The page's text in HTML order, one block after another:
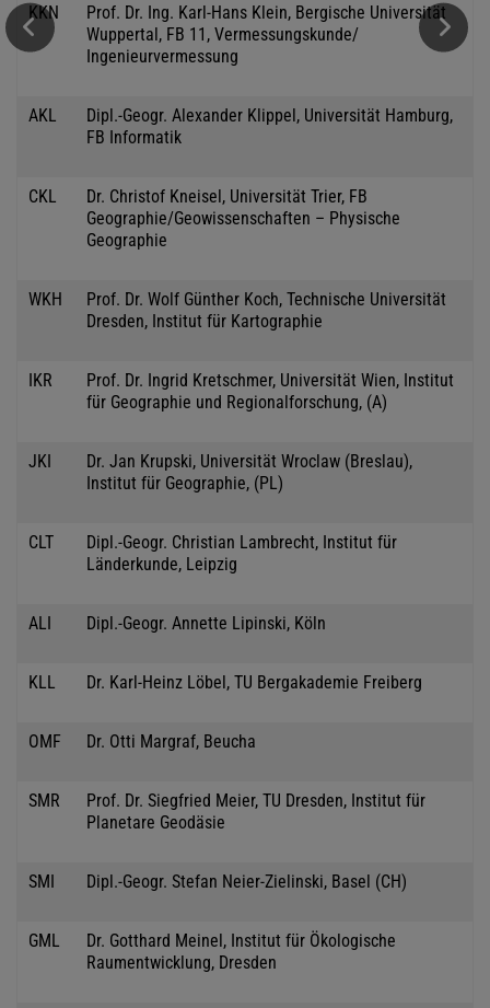
KKN
Prof. Dr. Ing. Karl-Hans Klein, Bergische Universität
Wuppertal, FB 11, Vermessungskunde/
Ingenieurvermessung
AKL
Dipl.-Geogr. Alexander Klippel, Universität Hamburg,
FB Informatik
CKL
Dr. Christof Kneisel, Universität Trier, FB
Geographie/Geowissenschaften – Physische
Geographie
WKH
Prof. Dr. Wolf Günther Koch, Technische Universität
Dresden, Institut für Kartographie
IKR
Prof. Dr. Ingrid Kretschmer, Universität Wien, Institut
für Geographie und Regionalforschung, (A)
JKI
Dr. Jan Krupski, Universität Wroclaw (Breslau),
Institut für Geographie, (PL)
CLT
Dipl.-Geogr. Christian Lambrecht, Institut für
Länderkunde, Leipzig
ALI Dipl.-Geogr. Annette Lipinski, Köln
KLL Dr. Karl-Heinz Löbel, TU Bergakademie Freiberg
OMF Dr. Otti Margraf, Beucha
SMR
Prof. Dr. Siegfried Meier, TU Dresden, Institut für
Planetare Geodäsie
SMI Dipl.-Geogr. Stefan Neier-Zielinski, Basel (CH)
GML
Dr. Gotthard Meinel, Institut für Ökologische
Raumentwicklung, Dresden